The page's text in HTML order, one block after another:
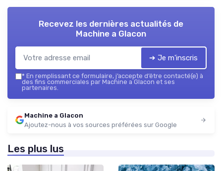
Recevez les dernières actualités de
Machine a Glacon
➔ Je m'inscris
* En remplissant ce formulaire, j’accepte d’être contacté(e) à
des fins commerciales par Machine a Glacon et ses
partenaires.
Machine a Glacon
Ajoutez-nous à vos sources préférées sur Google
Les plus lus